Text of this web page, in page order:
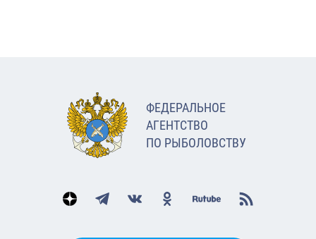
ФЕДЕРАЛЬНОЕ
АГЕНТСТВО
ПО РЫБОЛОВСТВУ